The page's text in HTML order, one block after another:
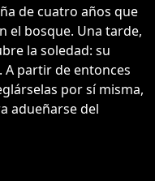
de cuatro años que
el bosque. Una tarde,
la soledad: su
A partir de entonces
por sí misma,
adueñarse del